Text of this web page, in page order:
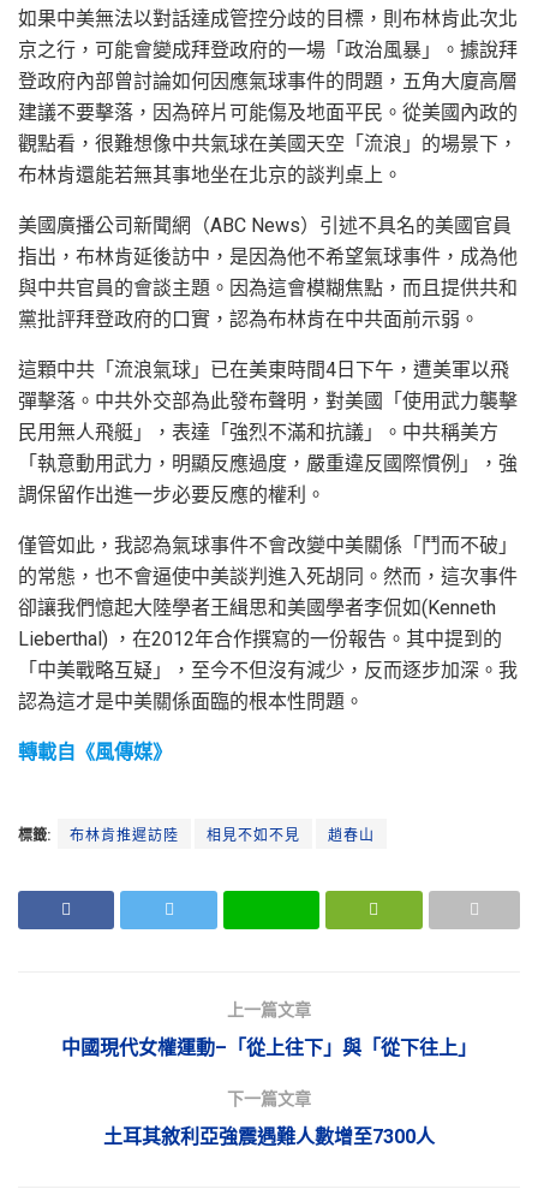
如果中美無法以對話達成管控分歧的目標，則布林肯此次北
京之行，可能會變成拜登政府的一場「政治風暴」。據說拜
登政府內部曾討論如何因應氣球事件的問題，五角大廈高層
建議不要擊落，因為碎片可能傷及地面平民。從美國內政的
觀點看，很難想像中共氣球在美國天空「流浪」的場景下，
布林肯還能若無其事地坐在北京的談判桌上。
美國廣播公司新聞網（ABC News）引述不具名的美國官員
指出，布林肯延後訪中，是因為他不希望氣球事件，成為他
與中共官員的會談主題。因為這會模糊焦點，而且提供共和
黨批評拜登政府的口實，認為布林肯在中共面前示弱。
這顆中共「流浪氣球」已在美東時間4日下午，遭美軍以飛
彈擊落。中共外交部為此發布聲明，對美國「使用武力襲擊
民用無人飛艇」，表達「強烈不滿和抗議」。中共稱美方
「執意動用武力，明顯反應過度，嚴重違反國際慣例」，強
調保留作出進一步必要反應的權利。
僅管如此，我認為氣球事件不會改變中美關係「鬥而不破」
的常態，也不會逼使中美談判進入死胡同。然而，這次事件
卻讓我們憶起大陸學者王緝思和美國學者李侃如(Kenneth
Lieberthal) ，在2012年合作撰寫的一份報告。其中提到的
「中美戰略互疑」，至今不但沒有減少，反而逐步加深。我
認為這才是中美關係面臨的根本性問題。
轉載自《風傳媒》
標籤: 布林肯推遲訪陸 相見不如不見 趙春山
上一篇文章
中國現代女權運動–「從上往下」與「從下往上」
下一篇文章
土耳其敘利亞強震遇難人數增至7300人